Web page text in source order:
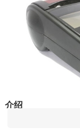
介绍
上海智慧保安官